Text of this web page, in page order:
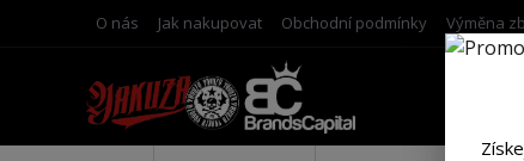
O nás Jak nakupovat Obchodní podmínky Výměna